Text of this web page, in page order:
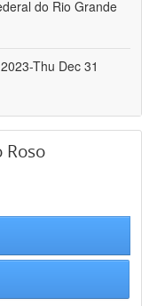
do Rio Grande
Thu Dec 31